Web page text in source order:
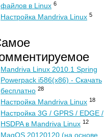
файлов в Linux 6
Настройка Mandriva Linux 5
Mandriva Linux 2010.1 Spring
Powerpack i586(x86) - Скачать
бесплатно 28
Настройка Mandriva Linux 18
Настройка 3G / GPRS / EDGE /
HSDPA в Mandriva Linux 12
MagOS 20120120 (на основе